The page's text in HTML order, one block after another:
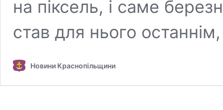
на піксель, і саме
став для нього
Новини Краснопільщини